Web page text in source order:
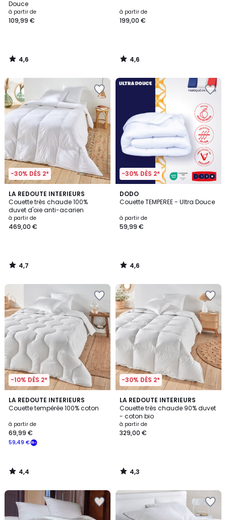
Douce
à partir de
109,99 €
4,6
/
à partir de
199,00 €
4,6
/
-30% DÈS 2*
LA REDOUTE INTERIEURS
Couette très chaude 100%
duvet d'oie anti-acarien
à partir de
469,00 €
4,7
/ 5
4,7
/
-30% DÈS 2*
DODO
Couette TEMPEREE - Ultra Douce
à partir de
59,99 €
4,6
/ 5
4,6
/
-10% DÈS 2*
LA REDOUTE INTERIEURS
Couette tempérée 100% coton
à partir de
59,49 €
69,99 €
4,4
/ 5
4,4
/
-30% DÈS 2*
LA REDOUTE INTERIEURS
Couette très chaude 90% duvet
- coton bio
à partir de
329,00 €
4,3
/ 5
4,3
/